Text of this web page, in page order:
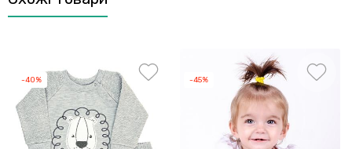
-40% -45%